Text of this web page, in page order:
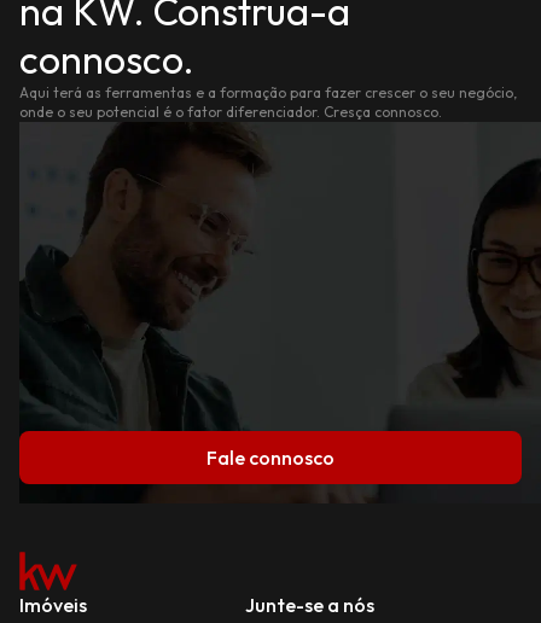
na KW. Construa-a
connosco.
Aqui terá as ferramentas e a formação para fazer crescer o seu negócio,
onde o seu potencial é o fator diferenciador. Cresça connosco.
Fale connosco
Imóveis
Junte-se a nós